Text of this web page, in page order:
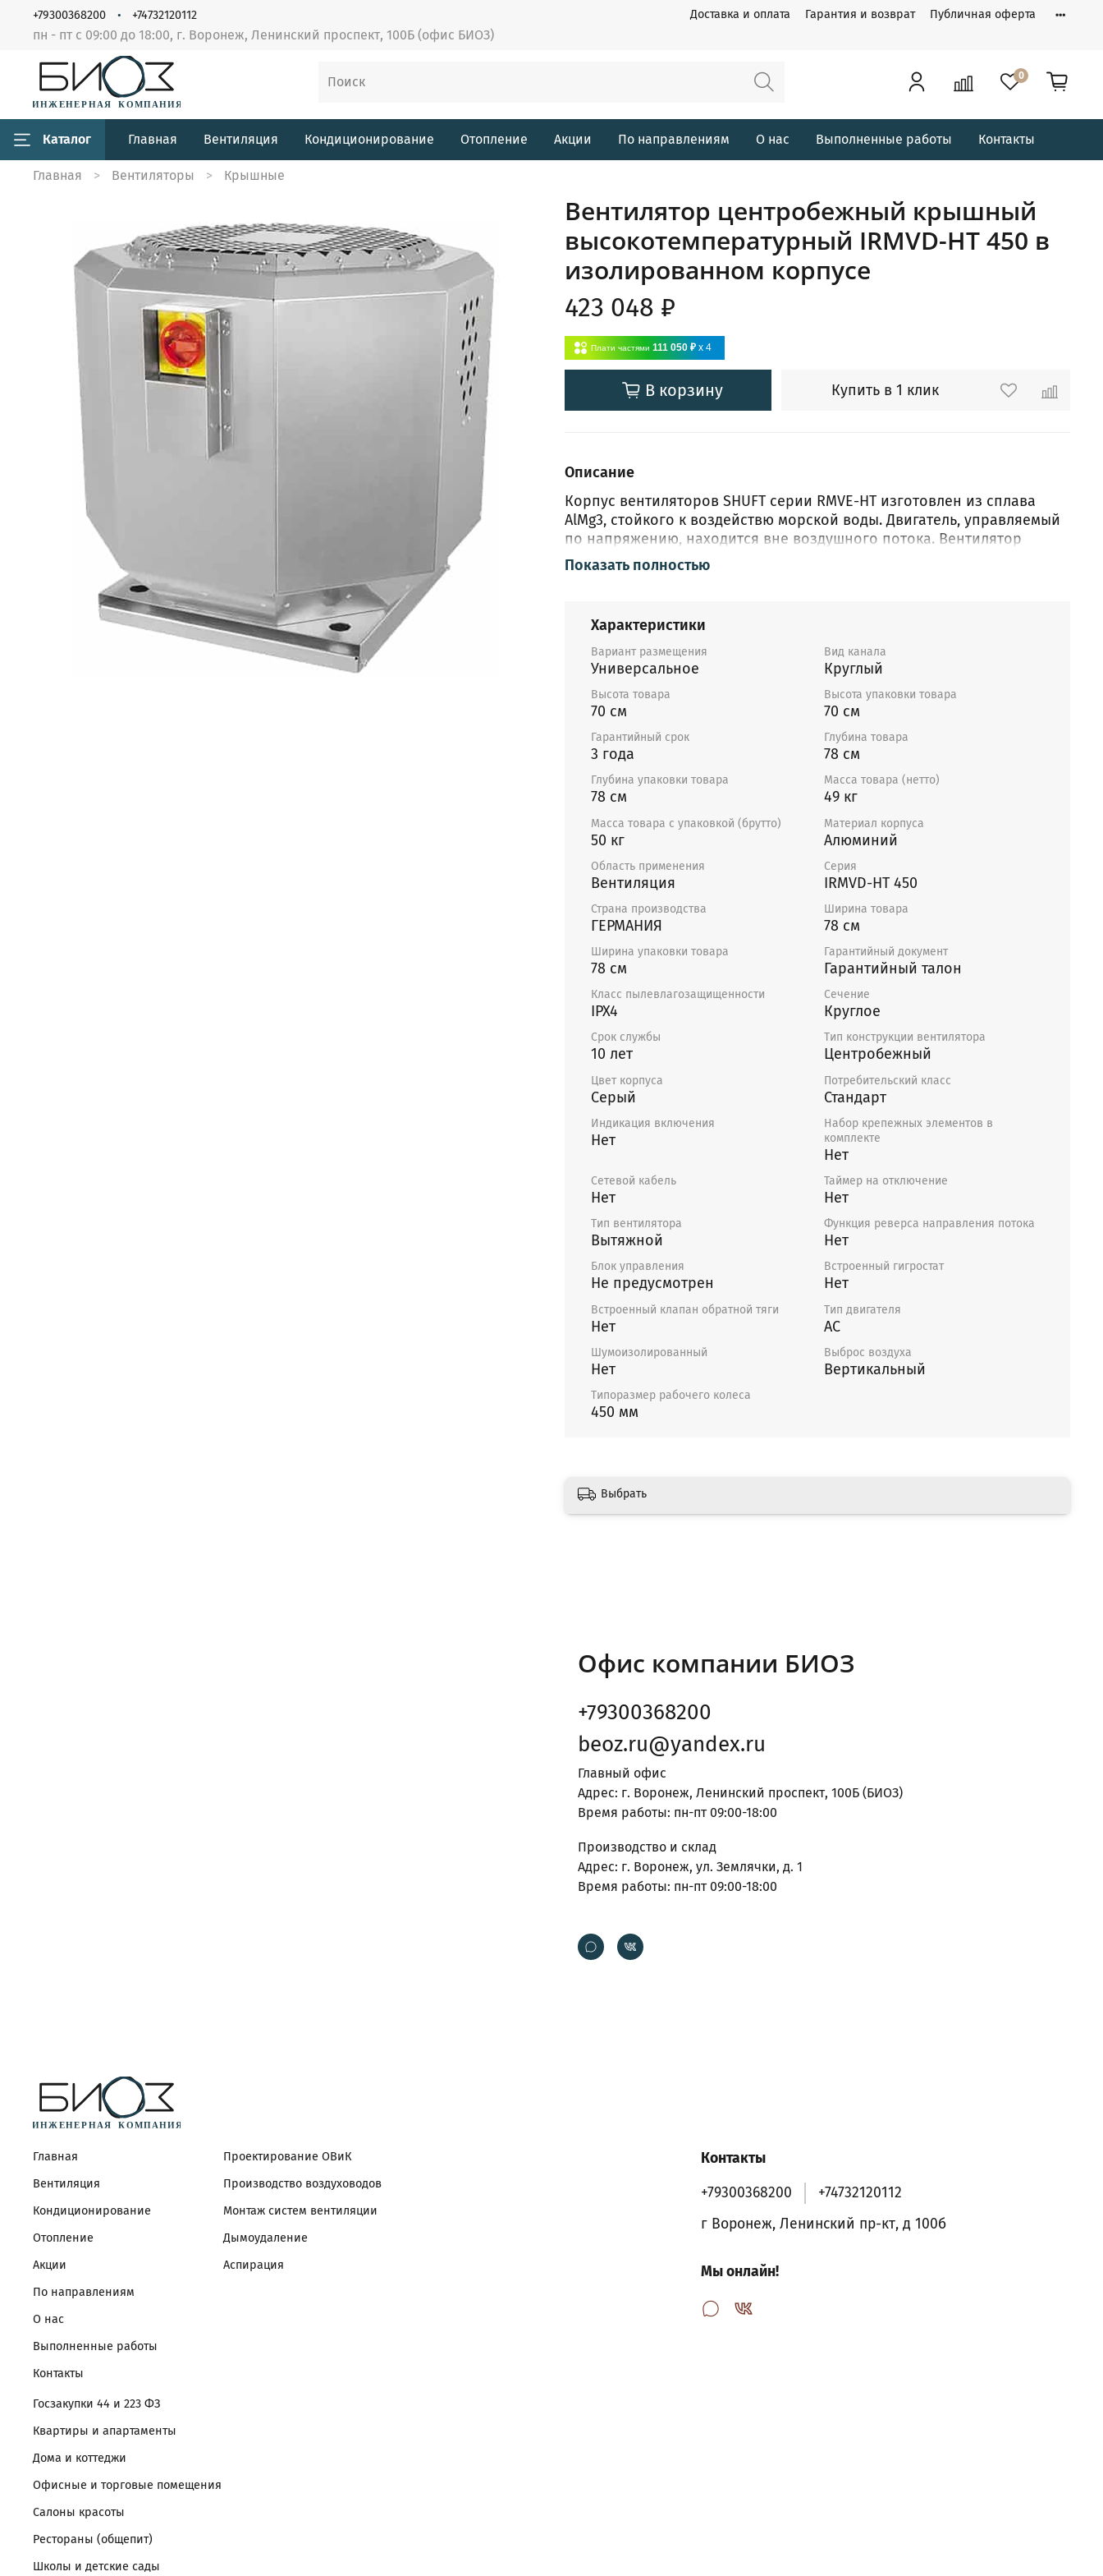
Доставка и оплата Гарантия и возврат Публичная оферта
пн - пт с 09:00 до 18:00, г. Воронеж, Ленинский проспект, 100Б (офис БИОЗ)
+79300368200 +74732120112
0
Каталог Главная Вентиляция Кондиционирование Отопление Акции По направлениям О нас Выполненные работы Контакты
Главная Вентиляторы Крышные
Вентилятор центробежный крышный
высокотемпературный IRMVD-HT 450 в
изолированном корпусе
423 048 ₽
Плати частями 111 050 ₽ x 4
В корзину Купить в 1 клик
Описание
Корпус вентиляторов SHUFT серии RMVE-HT изготовлен из сплава
AlMg3, стойкого к воздействю морской воды. Двигатель, управляемый
по напряжению, находится вне воздушного потока. Вентилятор
откидывается для проведения визуального контроля. Сетевой
удаления жира, предназначен для защиты поверхности крыши от
загрязнения частицами жира, содержащимися в удаляемом воздухе.
Регулирование скорости вентиляторов осуществляется путем
изменения напряжения за счет использования пятиступенчатых
трансформаторов TRT или однофазных плавных регуляторов
скорости SRE. К одному регулятору можно подключить несколько
вентиляторов при условии, что общий ток вентиляторов не
превышает номинальный ток регулятора. В двигатели вентиляторов
встроены защитные термоконтакты, требующие подключения
внешнего защитного термореле. В случае применения
пятиступенчатых регуляторов скорости TRT дополнительное
защитное термореле не нужно.
Показать полностью
Характеристики
Вариант размещения
Универсальное
Вид канала
Круглый
Высота товара
70 см
Высота упаковки товара
70 см
Гарантийный срок
3 года
Глубина товара
78 см
Глубина упаковки товара
78 см
Масса товара (нетто)
49 кг
Масса товара с упаковкой (брутто)
50 кг
Материал корпуса
Алюминий
Область применения
Вентиляция
Серия
IRMVD-HT 450
Страна производства
ГЕРМАНИЯ
Ширина товара
78 см
Ширина упаковки товара
78 см
Гарантийный документ
Гарантийный талон
Класс пылевлагозащищенности
IPX4
Сечение
Круглое
Срок службы
10 лет
Тип конструкции вентилятора
Центробежный
Цвет корпуса
Серый
Потребительский класс
Стандарт
Индикация включения
Нет
Набор крепежных элементов в
комплекте
Нет
Сетевой кабель
Нет
Таймер на отключение
Нет
Тип вентилятора
Вытяжной
Функция реверса направления потока
Нет
Блок управления
Не предусмотрен
Встроенный гигростат
Нет
Встроенный клапан обратной тяги
Нет
Тип двигателя
AC
Шумоизолированный
Нет
Выброс воздуха
Вертикальный
Типоразмер рабочего колеса
450 мм
Выбрать
Офис компании БИОЗ
+79300368200
beoz.ru@yandex.ru
Главный офис
Адрес: г. Воронеж, Ленинский проспект, 100Б (БИОЗ)
Время работы: пн-пт 09:00-18:00
Производство и склад
Адрес: г. Воронеж, ул. Землячки, д. 1
Время работы: пн-пт 09:00-18:00
Главная
Вентиляция
Кондиционирование
Отопление
Акции
По направлениям
О нас
Выполненные работы
Контакты
Проектирование ОВиК
Производство воздуховодов
Монтаж систем вентиляции
Дымоудаление
Аспирация
Госзакупки 44 и 223 ФЗ
Квартиры и апартаменты
Дома и коттеджи
Офисные и торговые помещения
Салоны красоты
Рестораны (общепит)
Школы и детские сады
Контакты
+79300368200
+74732120112
г Воронеж, Ленинский пр-кт, д 100б
Мы онлайн!